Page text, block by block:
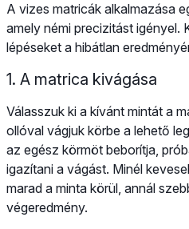
A vizes matricák alkalmazása
amely némi precizitást igényel.
lépéseket a hibátlan
1. A matrica kivágása
Válasszuk ki a kívánt mintát a
ollóval vágjuk körbe a lehető
az egész körmöt beborítja,
igazítani a vágást. Minél
marad a minta körül, annál
végeredmény.